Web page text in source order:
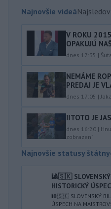
Najnovšie videá
V ROKU
OPAKUJÚ
dnes 17:35 |
NEMÁME
PREDAJ JE
dnes 17:05 |
‼️TOTO JE
dnes 16:20 |
zobrazení
Najnovšie statusy
🎱🇸🇰 SLOVENSKÝ
HISTORICKÝ
🎱🇸🇰 SLOVENSKÝ
ÚSPECH NA